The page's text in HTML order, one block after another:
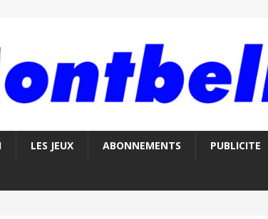
LES JEUX ABONNEMENTS PUBLICITE